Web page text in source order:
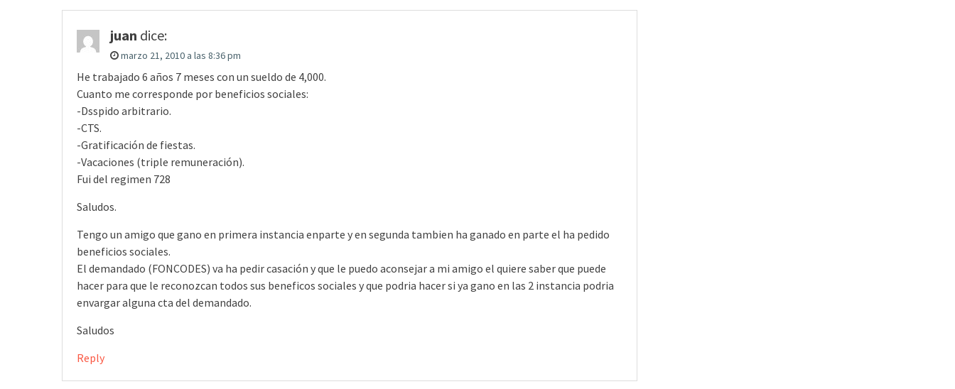
juan dice:
marzo 21, 2010 a las 8:36 pm
He trabajado 6 años 7 meses con un sueldo de 4,000.
Cuanto me corresponde por beneficios sociales:
-Dsspido arbitrario.
-CTS.
-Gratificación de fiestas.
-Vacaciones (triple remuneración).
Fui del regimen 728
Saludos.
Tengo un amigo que gano en primera instancia enparte y en segunda tambien ha ganado en parte el ha pedido
beneficios sociales.
El demandado (FONCODES) va ha pedir casación y que le puedo aconsejar a mi amigo el quiere saber que puede
hacer para que le reconozcan todos sus beneficos sociales y que podria hacer si ya gano en las 2 instancia podria
envargar alguna cta del demandado.
Saludos
Reply